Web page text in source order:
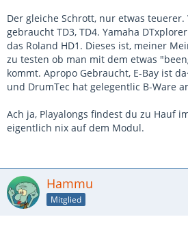
Der gleiche Schrott, nur etwas
gebraucht TD3, TD4. Yamaha
das Roland HD1. Dieses ist, meiner
zu testen ob man mit dem etwas
kommt. Apropo Gebraucht, E-Bay ist
und DrumTec hat gelegentlic B-Ware
Ach ja, Playalongs findest du zu Hauf
eigentlich nix auf dem Modul.
Hammu
Mitglied